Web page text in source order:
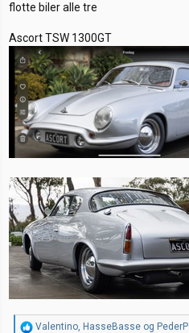
flotte biler alle tre
Ascort TSW 1300GT
R
Valentino, HasseBasse og PederP